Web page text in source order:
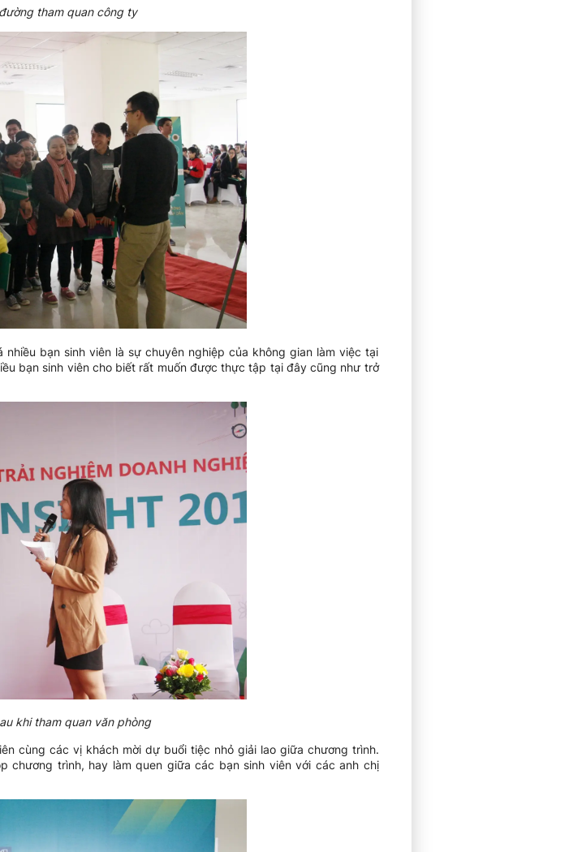
tham quan công ty
bạn sinh viên là sự chuyên nghiệp của không gian làm việc tại
bạn sinh viên cho biết rất muốn được thực tập tại đây cũng như trở
khi tham quan văn phòng
cùng các vị khách mời dự buổi tiệc nhỏ giải lao giữa chương trình.
chương trình, hay làm quen giữa các bạn sinh viên với các anh chị